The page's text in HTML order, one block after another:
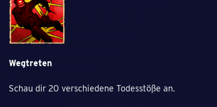
Wegtreten
Schau dir 20 verschiedene Todesstöße an.